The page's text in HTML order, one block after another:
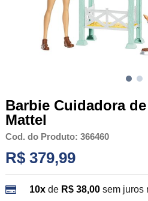
Barbie Cuidadora
Mattel
Cod. do Produto: 366460
R$ 379,99
10xde R$ 38,00 sem juros